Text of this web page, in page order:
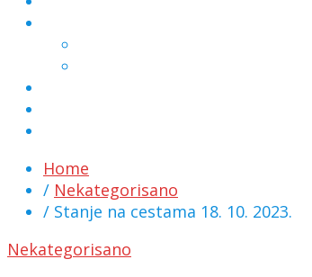
Home
/ Nekategorisano
/ Stanje na cestama 18. 10. 2023.
Nekategorisano